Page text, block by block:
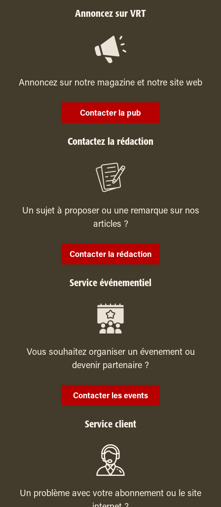
Annoncez sur VRT
Annoncez sur notre magazine et notre site web
Contacter la pub
Contactez la rédaction
Un sujet à proposer ou une remarque sur nos
articles ?
Contacter la rédaction
Service événementiel
Vous souhaitez organiser un évenement ou
devenir partenaire ?
Contacter les events
Service client
Un problème avec votre abonnement ou le site